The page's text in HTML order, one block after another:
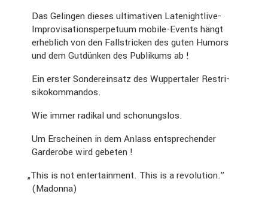
Das Gelingen dieses ultima­tiven Latenight­live-
Impro­vi­sa­ti­ons­per­pe­tuum mobile-Events hängt
erheb­lich von den Fallstri­cken des guten Humors
und dem Gutdünken des Publi­kums ab !
Ein erster Sonder­ein­satz des Wupper­taler Restri­
si­ko­kom­mandos.
Wie immer radikal und schonungslos.
Um Erscheinen in dem Anlass entspre­chender
Garde­robe wird gebeten !
„This is not enter­tain­ment. This is a revolu­tion.”
(Madonna)